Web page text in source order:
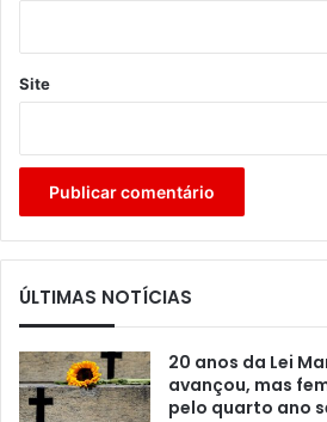
Site
ÚLTIMAS NOTÍCIAS
20 anos da Lei
avançou, mas
pelo quarto ano